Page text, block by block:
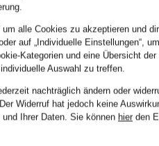
alle Cookies zu akzeptieren und
auf „Individuelle Einstellungen“,
Kategorien und eine Übersicht
Auswahl zu treffen.
nachträglich ändern oder
Widerruf hat jedoch keine
Ihrer Daten. Sie können hier den